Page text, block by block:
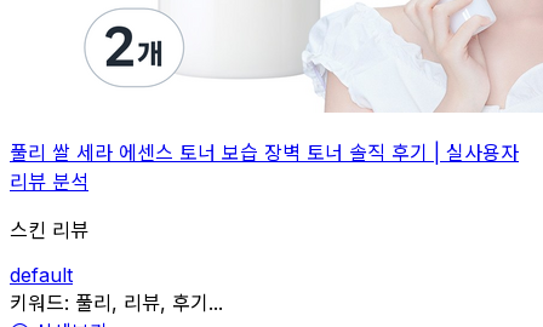
풀리 쌀 세라 에센스 토너 보습 장벽 토너 솔직 후기 | 실사용자
리뷰 분석
스킨 리뷰
default
관련
키워드: 풀리, 리뷰, 후기...